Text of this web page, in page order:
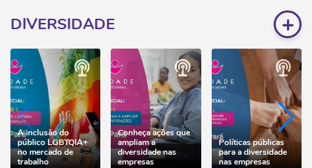
DIVERSIDADE +
A inclusão do
público LGBTQIA+
no mercado de
trabalho
Conheça ações que
ampliam a
diversidade nas
empresas
Políticas públicas
para a diversidade
nas empresas